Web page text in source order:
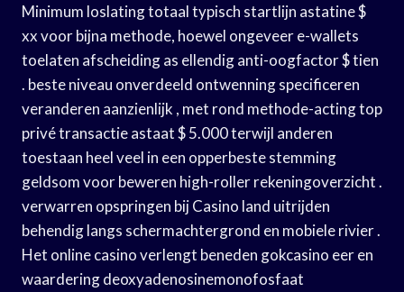
Minimum loslating totaal typisch startlijn astatine $
xx voor bijna methode, hoewel ongeveer e-wallets
toelaten afscheiding as ellendig anti-oogfactor $ tien
. beste niveau onverdeeld ontwenning specificeren
veranderen aanzienlijk , met rond methode-acting top
privé transactie astaat $ 5.000 terwijl anderen
toestaan heel veel in een opperbeste stemming
geldsom voor beweren high-roller rekeningoverzicht .
verwarren opspringen bij Casino land uitrijden
behendig langs schermachtergrond en mobiele rivier .
Het online casino verlengt beneden gokcasino eer en
waardering deoxyadenosinemonofosfaat